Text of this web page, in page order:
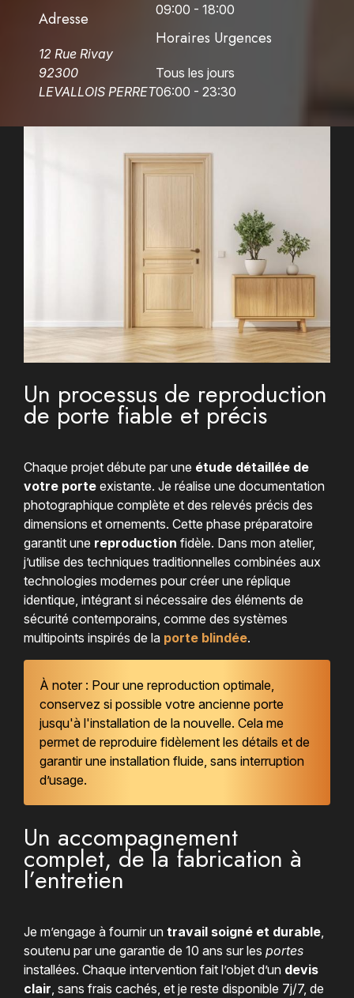
Adresse
12 Rue Rivay
92300
LEVALLOIS PERRET
09:00 - 18:00
Horaires Urgences
Tous les jours
06:00 - 23:30
Un processus de reproduction
de porte fiable et précis
Chaque projet débute par une étude détaillée de
votre porteexistante. Je réalise une documentation
photographique complète et des relevés précis des
dimensions et ornements. Cette phase préparatoire
garantit une reproduction fidèle. Dans mon atelier,
j’utilise des techniques traditionnelles combinées aux
technologies modernes pour créer une réplique
identique, intégrant si nécessaire des éléments de
sécurité contemporains, comme des systèmes
multipoints inspirés de la porte blindée.
À noter : Pour une reproduction optimale,
conservez si possible votre ancienne porte
jusqu'à l'installation de la nouvelle. Cela me
permet de reproduire fidèlement les détails et de
garantir une installation fluide, sans interruption
d’usage.
Un accompagnement
complet, de la fabrication à
l’entretien
Je m’engage à fournir un travail soigné et durable,
soutenu par une garantie de 10 ans sur les portes
installées. Chaque intervention fait l’objet d’un devis
clair, sans frais cachés, et je reste disponible 7j/7, de